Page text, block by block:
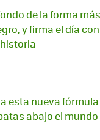
de la forma
y firma el día
esta nueva
abajo el